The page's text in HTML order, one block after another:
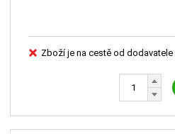
Zboží je na cestě od dodavatele